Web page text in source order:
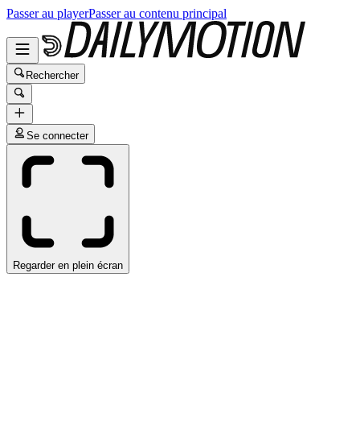
Passer au playerPasser au contenu principal
Rechercher
Se connecter
Regarder en plein écran